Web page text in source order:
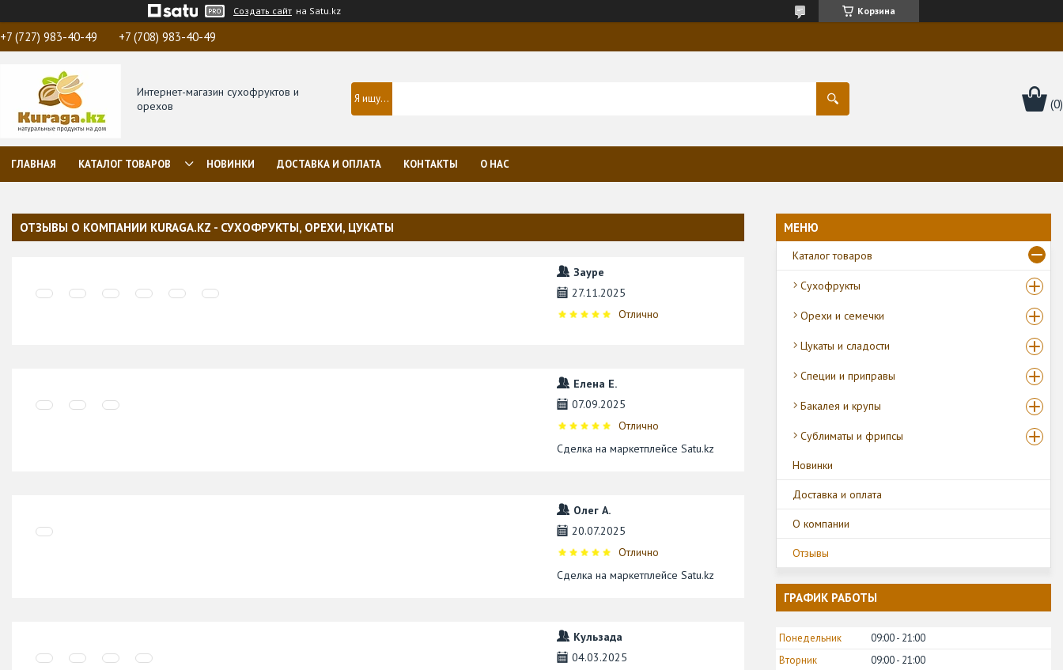
Создать сайт на Satu.kz Корзина
+7 (727) 983-40-49 +7 (708) 983-40-49
Интернет-магазин сухофруктов и
орехов
ГЛАВНАЯ КАТАЛОГ ТОВАРОВ НОВИНКИ ДОСТАВКА И ОПЛАТА КОНТАКТЫ О НАС
ОТЗЫВЫ О КОМПАНИИ KURAGA.KZ - СУХОФРУКТЫ, ОРЕХИ, ЦУКАТЫ
Зауре
27.11.2025
Отлично
Елена Е.
07.09.2025
Отлично
Сделка на маркетплейсе Satu.kz
Олег А.
20.07.2025
Отлично
Сделка на маркетплейсе Satu.kz
Кульзада
04.03.2025
Каталог товаров
Сухофрукты
Орехи и семечки
Цукаты и сладости
Специи и приправы
Бакалея и крупы
Сублиматы и фрипсы
Новинки
Доставка и оплата
О компании
Отзывы
ГРАФИК РАБОТЫ
Понедельник 09:00 21:00
Вторник
09:00 21:00